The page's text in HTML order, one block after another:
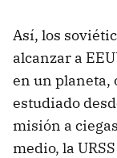
Así, los
alcanzar a
en un planeta,
estudiado
misión a
medio, la